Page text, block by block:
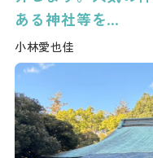
ある神社等を…
小林愛也佳